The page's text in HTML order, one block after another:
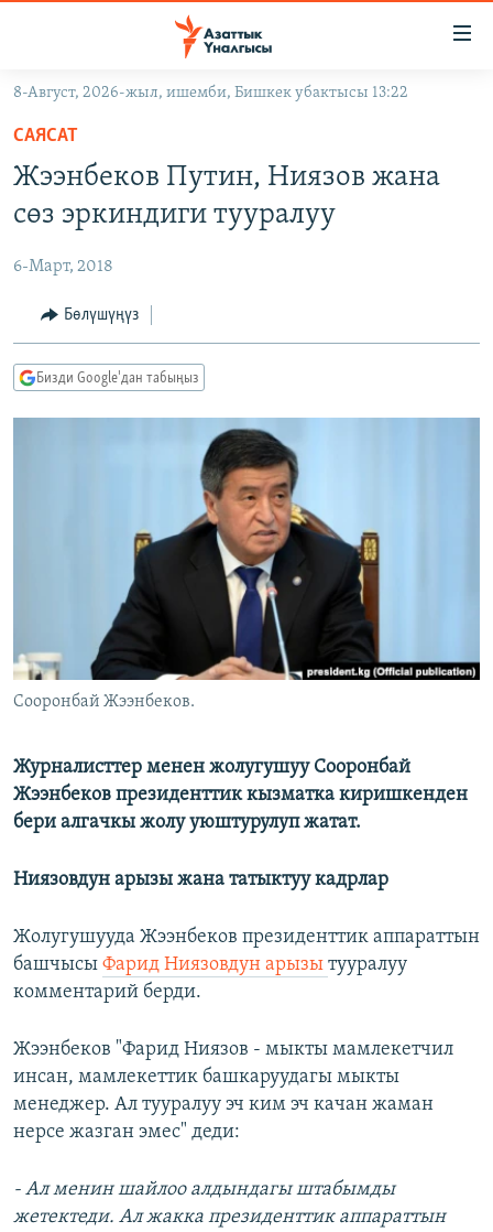
Навигацияга
өтүңүз
Издөөгө
салыңыз
КЫРГЫЗСТАН
ЭКОНОМИКА
МАДАНИЯТ
БОРБОР АЗИЯ
УКРАИНА
АТАЙЫН ИЛИКТӨӨ
ТВ ПРОГРАММАЛАР
ЭКСПЕРТТЕР ТАЛДАЙТ
ЫҢГАЙСЫЗ СУРООЛОР
ӨЗГӨЧӨ ПИКИР
ЭЕ/АРнун бардык сайттары
8-Август, 2026-жыл, ишемби, Бишкек убактысы 13:22
САЯСАТ
Жээнбеков Путин, Ниязов жана
сөз эркиндиги тууралуу
6-Март, 2018
Бөлүшүңүз
Бизди Google'дан табыңыз
Сооронбай Жээнбеков.
Журналисттер менен жолугушуу Сооронбай
Жээнбеков президенттик кызматка киришкенден
бери алгачкы жолу уюштурулуп жатат.
Ниязовдун арызы жана татыктуу кадрлар
Жолугушууда Жээнбеков президенттик аппараттын
башчысы Фарид Ниязовдун арызы тууралуу
комментарий берди.
Жээнбеков "Фарид Ниязов - мыкты мамлекетчил
инсан, мамлекеттик башкаруудагы мыкты
менеджер. Ал тууралуу эч ким эч качан жаман
нерсе жазган эмес" деди:
- Ал менин шайлоо алдындагы штабымды
жетектеди. Ал жакка президенттик аппараттын